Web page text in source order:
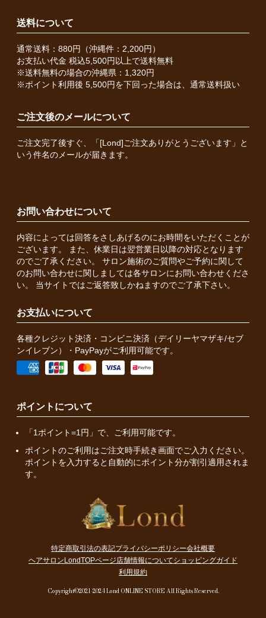
送料について
通常送料：880円（沖縄件：2,200円）
お支払い代金 税込5,500円以上で送料無料
※送料無料の場合の沖縄県：1,320円
※ポイント利用後 5,500円を下回った場合は、通常送料扱い
ご注文後のメールについて
ご注文完了後すぐ、「[Lond]ご注文ありがとうございます」と
いう件名のメールが届きます。
お問い合わせについて
内容によっては回答をさしあげるのにお時間をいただくことが
ございます。 また、休業日は翌営業日以降の対応となります
のでご了承ください。 サロン施術のご質問やご予約に関して
のお問い合わせに関しましては各サロンにお問い合わせくださ
い。 当サイトではご返答致しかねますのでご了承下さい。
お支払いについて
各種クレジット決済・コンビニ決済（デイリーヤマザキ/セブ
ンイレブン）・PayPayがご利用可能です。
ポイントについて
「1ポイント=1円」で、ご利用可能です。
ポイントのご利用はご注文時手続き画面でご入力ください。
ポイントを入力すると自動的にポイント分が割引適用されま
す。
特定商取引法の表記プライバシーポリシー会社概要
ヘアサロンLondTOPページ店舗情報についてショッピングガイド
利用規約
Copyright©2021-2024 Lond ONLINE STORE All Rights Reserved.